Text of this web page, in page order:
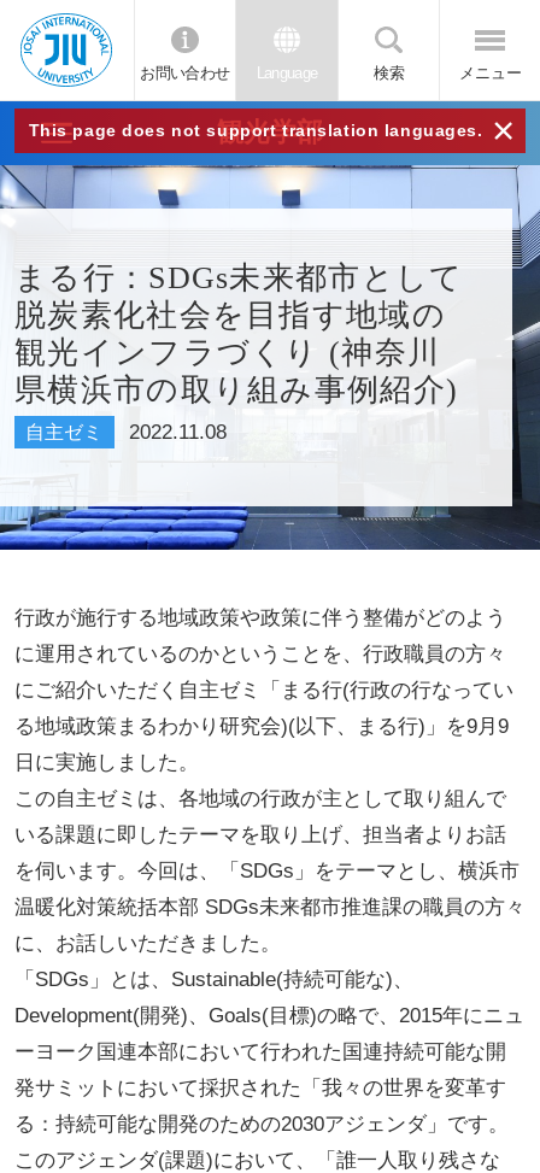
JIU
城西
国際
大学
お問い合わせ Language 検索 メニュー
This page does not support translation languages. ×
観光学部
まる行：SDGs未来都市として
脱炭素化社会を目指す地域の
観光インフラづくり (神奈川
県横浜市の取り組み事例紹介)
自主ゼミ 2022.11.08
行政が施行する地域政策や政策に伴う整備がどのよう
に運用されているのかということを、行政職員の方々
にご紹介いただく自主ゼミ「まる行(行政の行なってい
る地域政策まるわかり研究会)(以下、まる行)」を9月9
日に実施しました。
この自主ゼミは、各地域の行政が主として取り組んで
いる課題に即したテーマを取り上げ、担当者よりお話
を伺います。今回は、「SDGs」をテーマとし、横浜市
温暖化対策統括本部 SDGs未来都市推進課の職員の方々
に、お話しいただきました。
「SDGs」とは、Sustainable(持続可能な)、
Development(開発)、Goals(目標)の略で、2015年にニュ
ーヨーク国連本部において行われた国連持続可能な開
発サミットにおいて採択された「我々の世界を変革す
る：持続可能な開発のための2030アジェンダ」です。
このアジェンダ(課題)において、「誰一人取り残さな